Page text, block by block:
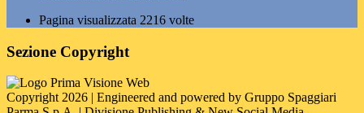
Pagina visualizzata 2216 volte
Sezione Copyright
Copyright 2026 | Engineered and powered by Gruppo Spaggiari